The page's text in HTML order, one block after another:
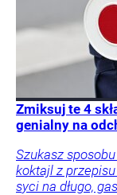
Zmiksuj te 4
genialny na
Szukasz
koktajl z
syci na długo,